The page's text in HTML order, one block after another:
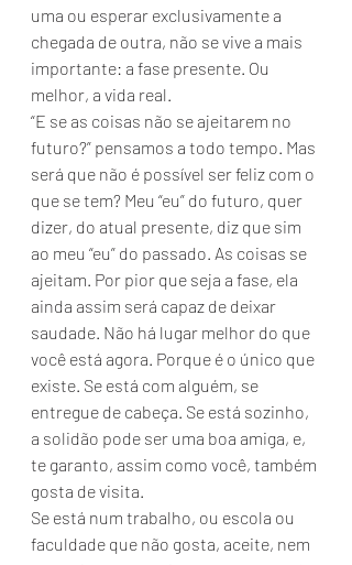
uma ou esperar exclusivamente a
chegada de outra, não se vive a mais
importante: a fase presente. Ou
melhor, a vida real.
“E se as coisas não se ajeitarem no
futuro?” pensamos a todo tempo. Mas
será que não é possível ser feliz com o
que se tem? Meu “eu” do futuro, quer
dizer, do atual presente, diz que sim
ao meu “eu” do passado. As coisas se
ajeitam. Por pior que seja a fase, ela
ainda assim será capaz de deixar
saudade. Não há lugar melhor do que
você está agora. Porque é o único que
existe. Se está com alguém, se
entregue de cabeça. Se está sozinho,
a solidão pode ser uma boa amiga, e,
te garanto, assim como você, também
gosta de visita.
Se está num trabalho, ou escola ou
faculdade que não gosta, aceite, nem